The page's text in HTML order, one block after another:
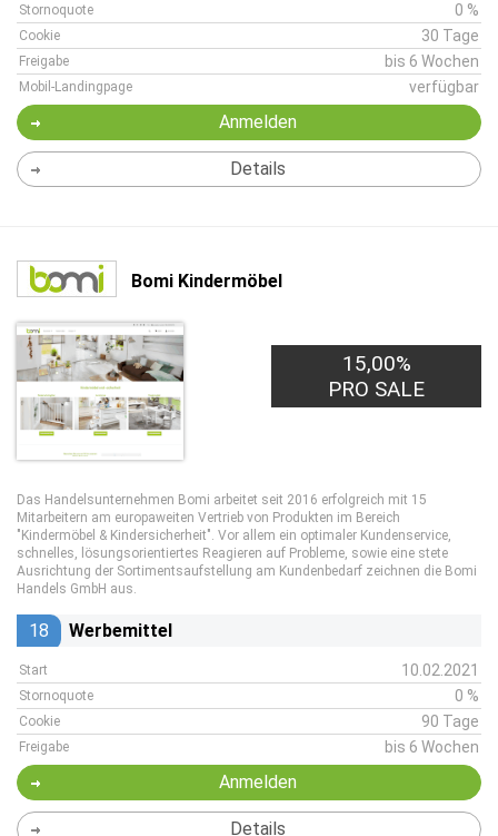
Stornoquote 0 %
Cookie 30 Tage
Freigabe bis 6 Wochen
Mobil-Landingpage verfügbar
Anmelden
Details
Bomi Kindermöbel
15,00%
PRO SALE
Das Handelsunternehmen Bomi arbeitet seit 2016 erfolgreich mit 15
Mitarbeitern am europaweiten Vertrieb von Produkten im Bereich
"Kindermöbel & Kindersicherheit". Vor allem ein optimaler Kundenservice,
schnelles, lösungsorientiertes Reagieren auf Probleme, sowie eine stete
Ausrichtung der Sortimentsaufstellung am Kundenbedarf zeichnen die Bomi
Handels GmbH aus.
18 Werbemittel
Start 10.02.2021
Stornoquote 0 %
Cookie 90 Tage
Freigabe bis 6 Wochen
Anmelden
Details